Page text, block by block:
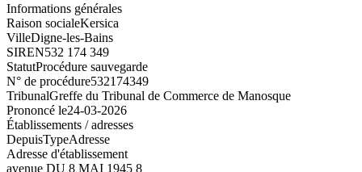
Informations générales
Raison socialeKersica
VilleDigne-les-Bains
SIREN532 174 349
StatutProcédure sauvegarde
N° de procédure532174349
TribunalGreffe du Tribunal de Commerce de Manosque
Prononcé le24-03-2026
Établissements / adresses
DepuisTypeAdresse
Adresse d'établissement
avenue DU 8 MAI 1945 8